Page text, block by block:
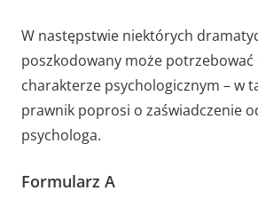
W następstwie niektórych
poszkodowany może potrzebować
charakterze psychologicznym – w
prawnik poprosi o zaświadczenie
psychologa.
Formularz A